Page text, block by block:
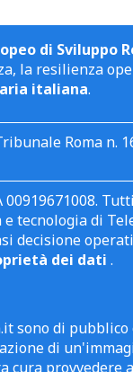
di Sviluppo
la resilienza
italiana.
Roma n.
00919671008.
tecnologia di
decisione
dei dati .
sono di
di
cura provvedere